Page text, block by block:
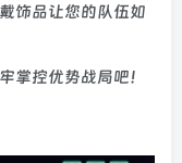
饰品让您的队伍如
掌控优势战局吧！